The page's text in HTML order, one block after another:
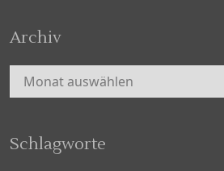
Archiv
Archiv
Schlagworte